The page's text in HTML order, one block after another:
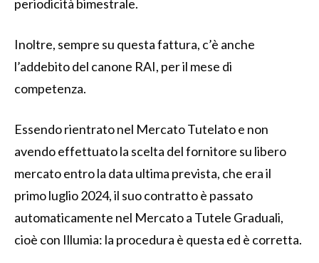
periodicità bimestrale.
Inoltre, sempre su questa fattura, c’è anche
l’addebito del canone RAI, per il mese di
competenza.
Essendo rientrato nel Mercato Tutelato e non
avendo effettuato la scelta del fornitore su libero
mercato entro la data ultima prevista, che era il
primo luglio 2024, il suo contratto è passato
automaticamente nel Mercato a Tutele Graduali,
cioè con Illumia: la procedura è questa ed è corretta.